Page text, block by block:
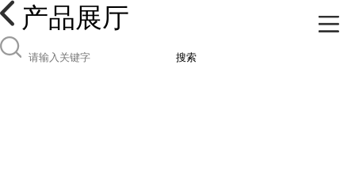
产品展厅
搜索